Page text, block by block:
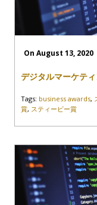
On August 13, 2020
デジタルマーケテ
Tags: business awards,
賞, スティービー賞